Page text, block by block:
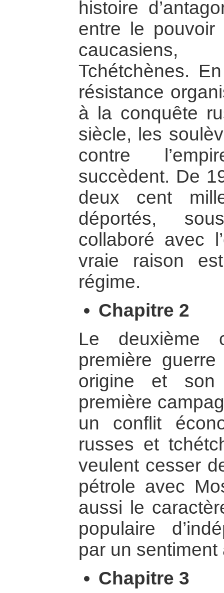
histoire
entre le
Tchétchènes.
résistance
à la conquête
siècle, les
contre
succèdent. De
deux cent
déportés,
collaboré avec
vraie raison
régime.
Chapitre 2
Le deuxième
première
origine et son
première
un conflit
russes et
veulent cesser
pétrole avec
aussi le
populaire
par un sentiment
Chapitre 3